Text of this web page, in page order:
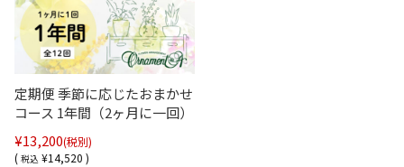
定期便 季節に応じたおまかせ
コース 1年間（2ヶ月に一回）
¥13,200(税別)
(税込 ¥14,520 )